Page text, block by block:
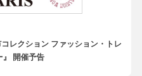
コレクション ファッション・トレ
』 開催予告